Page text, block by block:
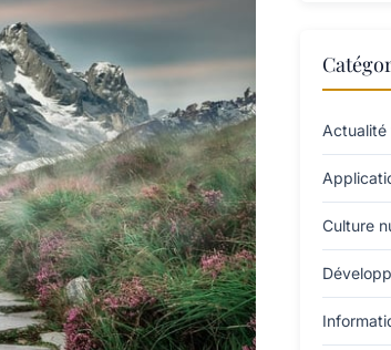
Actualité
Culture